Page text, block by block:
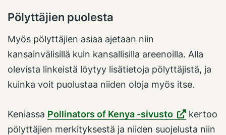
Pölyttäjien puolesta
Myös pölyttäjien asiaa ajetaan niin
kansainvälisillä kuin kansallisilla areenoilla. Alla
olevista linkeistä löytyy lisätietoja pölyttäjistä, ja
kuinka voit puolustaa niiden oloja myös itse.
Keniassa Pollinators of Kenya -sivusto
kertoo
pölyttäjien merkityksestä ja niiden suojelusta niin